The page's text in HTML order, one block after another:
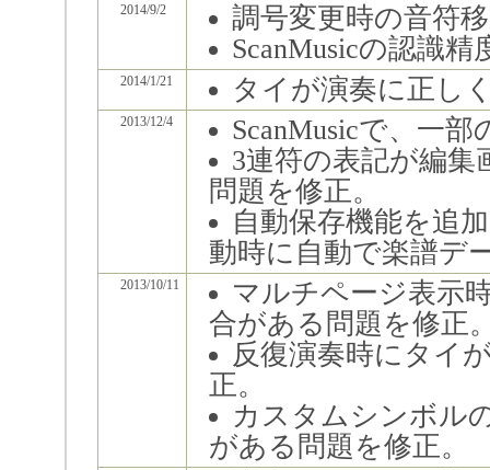
2014/9/2
調号変更時の音符
ScanMusicの認識精
2014/1/21 タイが演奏に正し
2013/12/4
ScanMusicで、一
3連符の表記が編
問題を修正。
自動保存機能を追
動時に自動で楽譜デ
2013/10/11
マルチページ表示
合がある問題を修正
反復演奏時にタイ
正。
カスタムシンボル
がある問題を修正。